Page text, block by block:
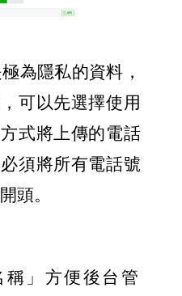
為隱私的資料，
可以先選擇使用
式將上傳的電話
須將所有電話號
頭。
」方便後台管